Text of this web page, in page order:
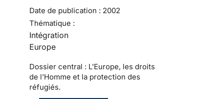
Date de publication : 2002
Thématique :
Intégration
Europe
Dossier central : L'Europe, les droits
de l'Homme et la protection des
réfugiés.